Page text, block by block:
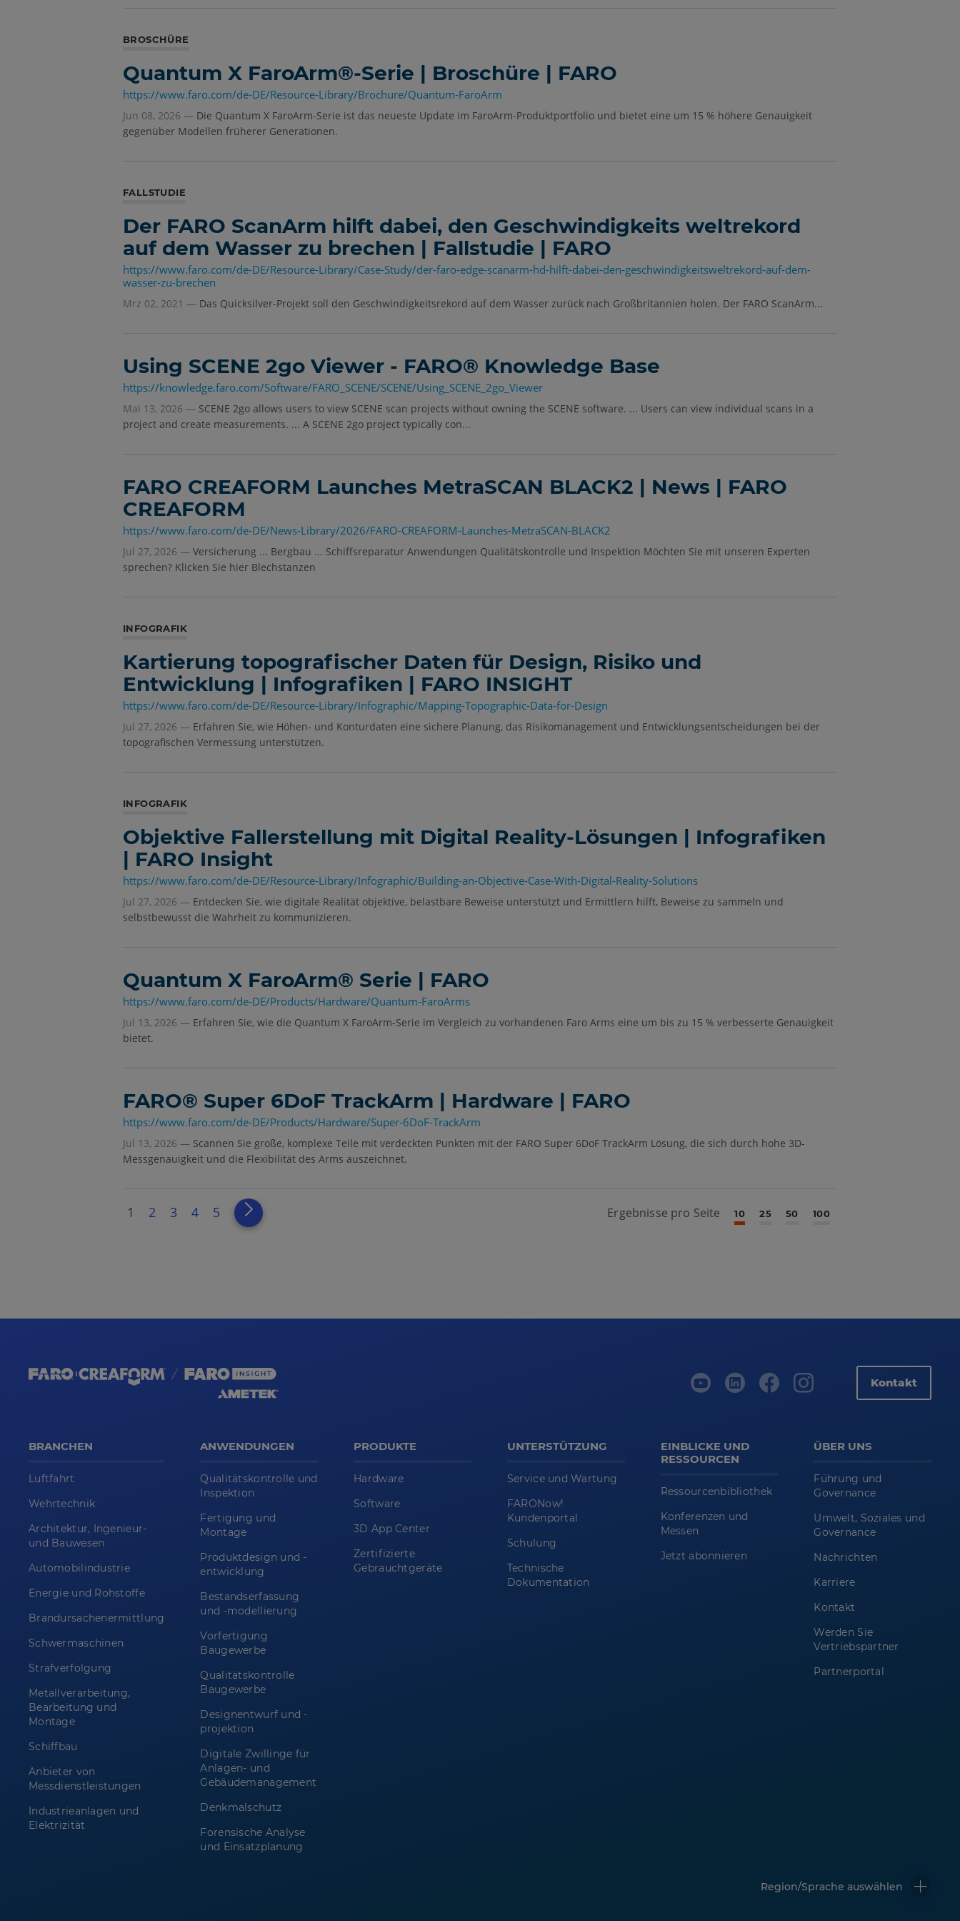
BROSCHÜRE
Quantum X FaroArm®-Serie | Broschüre | FARO
https://www.faro.com/de-DE/Resource-Library/Brochure/Quantum-FaroArm
Jun 08, 2026 — Die Quantum X FaroArm-Serie ist das neueste Update im FaroArm-Produktportfolio und bietet eine um 15 % höhere Genauigkeit
gegenüber Modellen früherer Generationen.
FALLSTUDIE
Der FARO ScanArm hilft dabei, den Geschwindigkeits weltrekord
auf dem Wasser zu brechen | Fallstudie | FARO
https://www.faro.com/de-DE/Resource-Library/Case-Study/der-faro-edge-scanarm-hd-hilft-dabei-den-geschwindigkeitsweltrekord-auf-dem-
wasser-zu-brechen
Mrz 02, 2021 — Das Quicksilver-Projekt soll den Geschwindigkeitsrekord auf dem Wasser zurück nach Großbritannien holen. Der FARO ScanArm...
Using SCENE 2go Viewer - FARO® Knowledge Base
https://knowledge.faro.com/Software/FARO_SCENE/SCENE/Using_SCENE_2go_Viewer
Mai 13, 2026 — SCENE 2go allows users to view SCENE scan projects without owning the SCENE software. ... Users can view individual scans in a
project and create measurements. ... A SCENE 2go project typically con...
FARO CREAFORM Launches MetraSCAN BLACK2 | News | FARO
CREAFORM
https://www.faro.com/de-DE/News-Library/2026/FARO-CREAFORM-Launches-MetraSCAN-BLACK2
Jul 27, 2026 — Versicherung ... Bergbau ... Schiffsreparatur Anwendungen Qualitätskontrolle und Inspektion Möchten Sie mit unseren Experten
sprechen? Klicken Sie hier Blechstanzen
INFOGRAFIK
Kartierung topografischer Daten für Design, Risiko und
Entwicklung | Infografiken | FARO INSIGHT
https://www.faro.com/de-DE/Resource-Library/Infographic/Mapping-Topographic-Data-for-Design
Jul 27, 2026 — Erfahren Sie, wie Höhen- und Konturdaten eine sichere Planung, das Risikomanagement und Entwicklungsentscheidungen bei der
topografischen Vermessung unterstützen.
INFOGRAFIK
Objektive Fallerstellung mit Digital Reality-Lösungen | Infografiken
| FARO Insight
https://www.faro.com/de-DE/Resource-Library/Infographic/Building-an-Objective-Case-With-Digital-Reality-Solutions
Jul 27, 2026 — Entdecken Sie, wie digitale Realität objektive, belastbare Beweise unterstützt und Ermittlern hilft, Beweise zu sammeln und
selbstbewusst die Wahrheit zu kommunizieren.
Quantum X FaroArm® Serie | FARO
https://www.faro.com/de-DE/Products/Hardware/Quantum-FaroArms
Jul 13, 2026 — Erfahren Sie, wie die Quantum X FaroArm-Serie im Vergleich zu vorhandenen Faro Arms eine um bis zu 15 % verbesserte Genauigkeit
bietet.
FARO® Super 6DoF TrackArm | Hardware | FARO
https://www.faro.com/de-DE/Products/Hardware/Super-6DoF-TrackArm
Jul 13, 2026 — Scannen Sie große, komplexe Teile mit verdeckten Punkten mit der FARO Super 6DoF TrackArm Lösung, die sich durch hohe 3D-
Messgenauigkeit und die Flexibilität des Arms auszeichnet.
Ergebnisse pro Seite 10 25 50 100
1 2 3 4 5
Kontakt
BRANCHEN
Luftfahrt
Wehrtechnik
Architektur, Ingenieur-
und Bauwesen
Automobilindustrie
Energie und Rohstoffe
Brandursachenermittlung
Schwermaschinen
Strafverfolgung
Metallverarbeitung,
Bearbeitung und
Montage
Schiffbau
Anbieter von
Messdienstleistungen
Industrieanlagen und
Elektrizität
ANWENDUNGEN
Qualitätskontrolle und
Inspektion
Fertigung und
Montage
Produktdesign und -
entwicklung
Bestandserfassung
und -modellierung
Vorfertigung
Baugewerbe
Qualitätskontrolle
Baugewerbe
Designentwurf und -
projektion
Digitale Zwillinge für
Anlagen- und
Gebäudemanagement
Denkmalschutz
Forensische Analyse
und Einsatzplanung
PRODUKTE
Hardware
Software
3D App Center
Zertifizierte
Gebrauchtgeräte
UNTERSTÜTZUNG
Service und Wartung
FARONow!
Kundenportal
Schulung
Technische
Dokumentation
EINBLICKE UND
RESSOURCEN
Ressourcenbibliothek
Konferenzen und
Messen
Jetzt abonnieren
ÜBER UNS
Führung und
Governance
Umwelt, Soziales und
Governance
Nachrichten
Karriere
Kontakt
Werden Sie
Vertriebspartner
Partnerportal
Region/Sprache auswählen